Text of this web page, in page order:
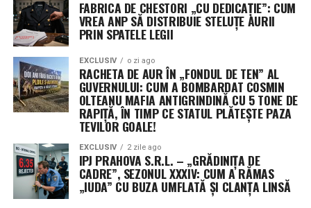
Misterul celui de-al treilea jucător: Securitatea
operațională ascunde identitatea unor contractori
cheie
Un aspect neobișnuit al acestui anunț este menținerea
sub anonimat a celui de-al treilea beneficiar al
contractului. Purtătorii de cuvânt ai comandamentului
au precizat că decizia este dictată strict de protocoalele
de securitate operațională (OPSEC), menite să protejeze
profilurile misiunilor sensibile și capacitățile specifice
dezvoltate.
FABRICA DE CHESTORI „CU DEDICAȚIE”: CUM
VREA ANP SĂ DISTRIBUIE STELUȚE AURII
PRIN SPATELE LEGII
EXCLUSIV o zi ago
RACHETA DE AUR ÎN „FONDUL DE TEN” AL
GUVERNULUI: CUM A BOMBARDAT COSMIN
OLTEANU MAFIA ANTIGRINDINĂ CU 5 TONE DE
RAPIȚĂ, ÎN TIMP CE STATUL PLĂTEȘTE PAZA
TEVILOR GOALE!
EXCLUSIV 2 zile ago
IPJ PRAHOVA S.R.L. – „GRĂDINIȚA DE
CADRE”, SEZONUL XXXIV: CUM A RĂMAS
„IUDA” CU BUZA UMFLATĂ ȘI CLANȚA LINSĂ